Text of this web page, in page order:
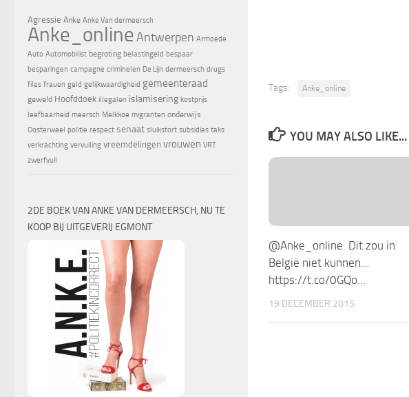
Tags: Anke_online
YOU MAY ALSO LIKE...
@Anke_online: Dit zou in
België niet kunnen…
https://t.co/0GQo…
19 DECEMBER 2015
Agressie Anke Anke Van dermeersch
Anke_onlineAntwerpen Armoede
Auto Automobilist begroting belastingeld bespaar
besparingen campagne criminelen De Lijn dermeersch drugs
files frauen geld gelijkwaardigheid gemeenteraad
geweld Hoofddoek illegalen islamisering kostprijs
leefbaarheid meersch Melkkoe migranten onderwijs
Oosterweel politie respect senaat sluikstort subsidies taks
verkrachting vervuiling vreemdelingen vrouwen VRT
zwerfvuil
2DE BOEK VAN ANKE VAN DERMEERSCH, NU TE
KOOP BIJ UITGEVERIJ EGMONT